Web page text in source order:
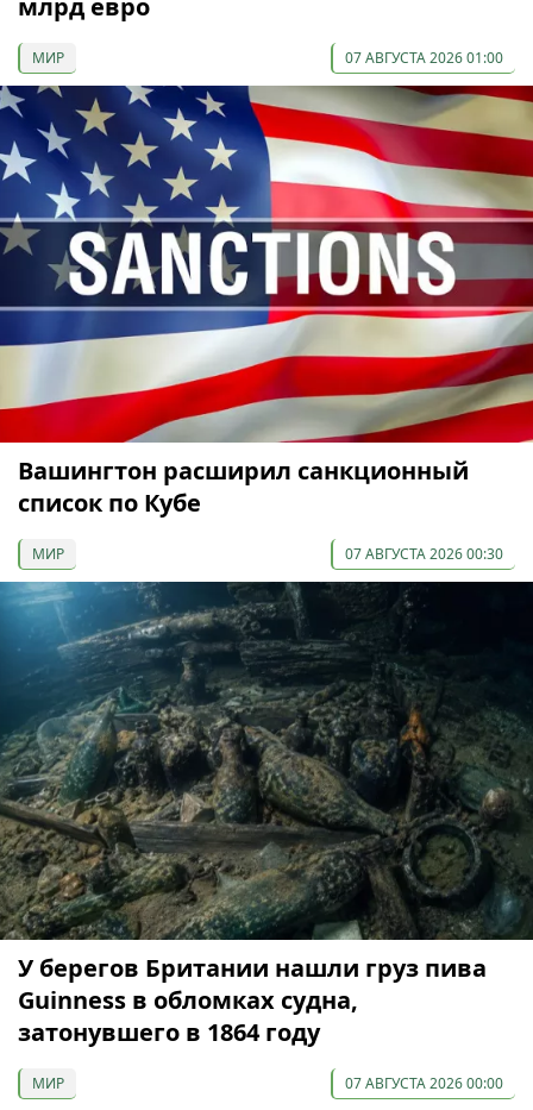
млрд евро
МИР 07 АВГУСТА 2026 01:00
Вашингтон расширил санкционный
список по Кубе
МИР 07 АВГУСТА 2026 00:30
У берегов Британии нашли груз пива
Guinness в обломках судна,
затонувшего в 1864 году
МИР 07 АВГУСТА 2026 00:00